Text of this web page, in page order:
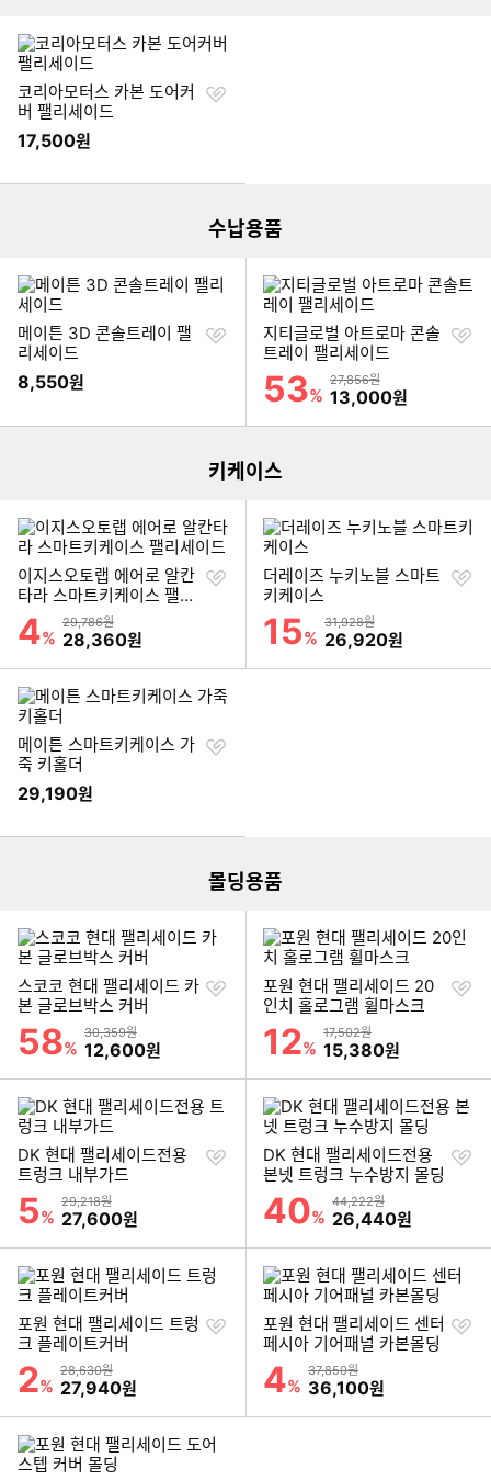
코리아모터스 카본 도어커
버 팰리세이드
17,500원
찜
수납용품
메이튼 3D 콘솔트레이 팰
리세이드
8,550원
찜
지티글로벌 아트로마 콘솔
트레이 팰리세이드
할인률
53%
상품금액
27,856원
할인금액
13,000원
찜
키케이스
이지스오토랩 에어로 알칸
타라 스마트키케이스 팰리
세이드
할인률
4%
상품금액
29,786원
할인금액
28,360원
찜
더레이즈 누키노블 스마트
키케이스
할인률
15%
상품금액
31,928원
할인금액
26,920원
찜
메이튼 스마트키케이스 가
죽 키홀더
29,190원
찜
몰딩용품
스코코 현대 팰리세이드 카
본 글로브박스 커버
할인률
58%
상품금액
30,359원
할인금액
12,600원
찜
포원 현대 팰리세이드 20
인치 홀로그램 휠마스크
할인률
12%
상품금액
17,502원
할인금액
15,380원
찜
DK 현대 팰리세이드전용
트렁크 내부가드
할인률
5%
상품금액
29,218원
할인금액
27,600원
찜
DK 현대 팰리세이드전용
본넷 트렁크 누수방지 몰딩
할인률
40%
상품금액
44,222원
할인금액
26,440원
찜
포원 현대 팰리세이드 트렁
크 플레이트커버
할인률
2%
상품금액
28,630원
할인금액
27,940원
찜
포원 현대 팰리세이드 센터
페시아 기어패널 카본몰딩
할인률
4%
상품금액
37,850원
할인금액
36,100원
찜